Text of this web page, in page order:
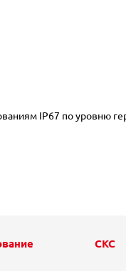
IP67 по уровню
СКС